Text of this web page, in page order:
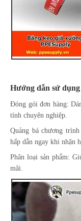
Hướng dẫn sử
Đóng gói đơn hàng:
tính chuyên nghiệp.
Quảng bá chương
hấp dẫn ngay khi nhận
Phân loại sản phẩm:
mãi.